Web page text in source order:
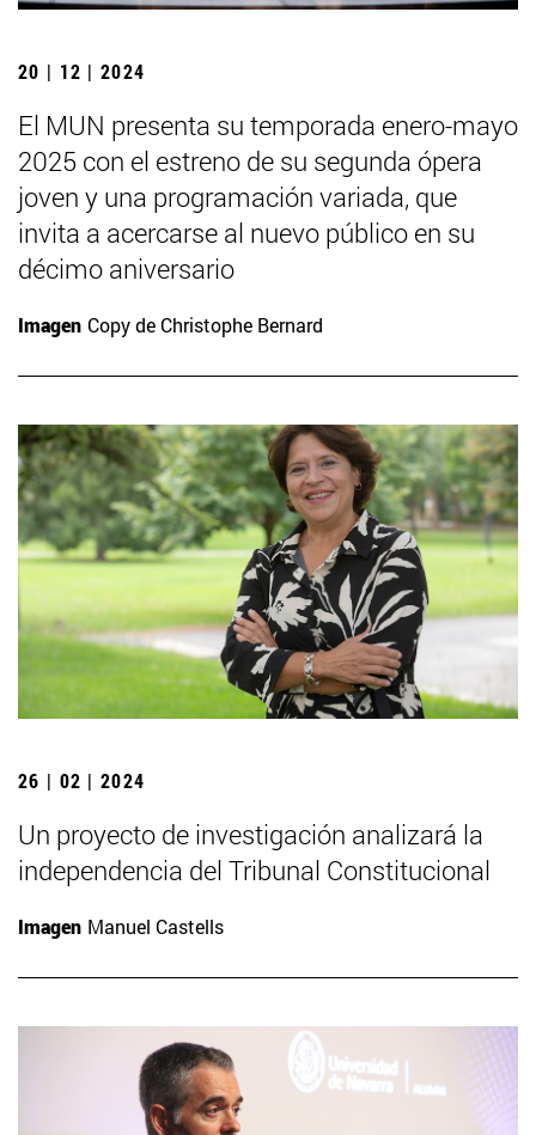
20 | 12 | 2024
El MUN presenta su temporada enero-mayo
2025 con el estreno de su segunda ópera
joven y una programación variada, que
invita a acercarse al nuevo público en su
décimo aniversario
Imagen Copy de Christophe Bernard
26 | 02 | 2024
Un proyecto de investigación analizará la
independencia del Tribunal Constitucional
Imagen Manuel Castells